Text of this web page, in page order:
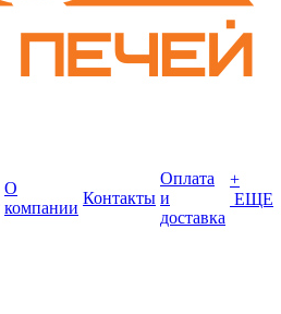
О
компании
Контакты
Оплата
и
доставка
+
ЕЩЕ